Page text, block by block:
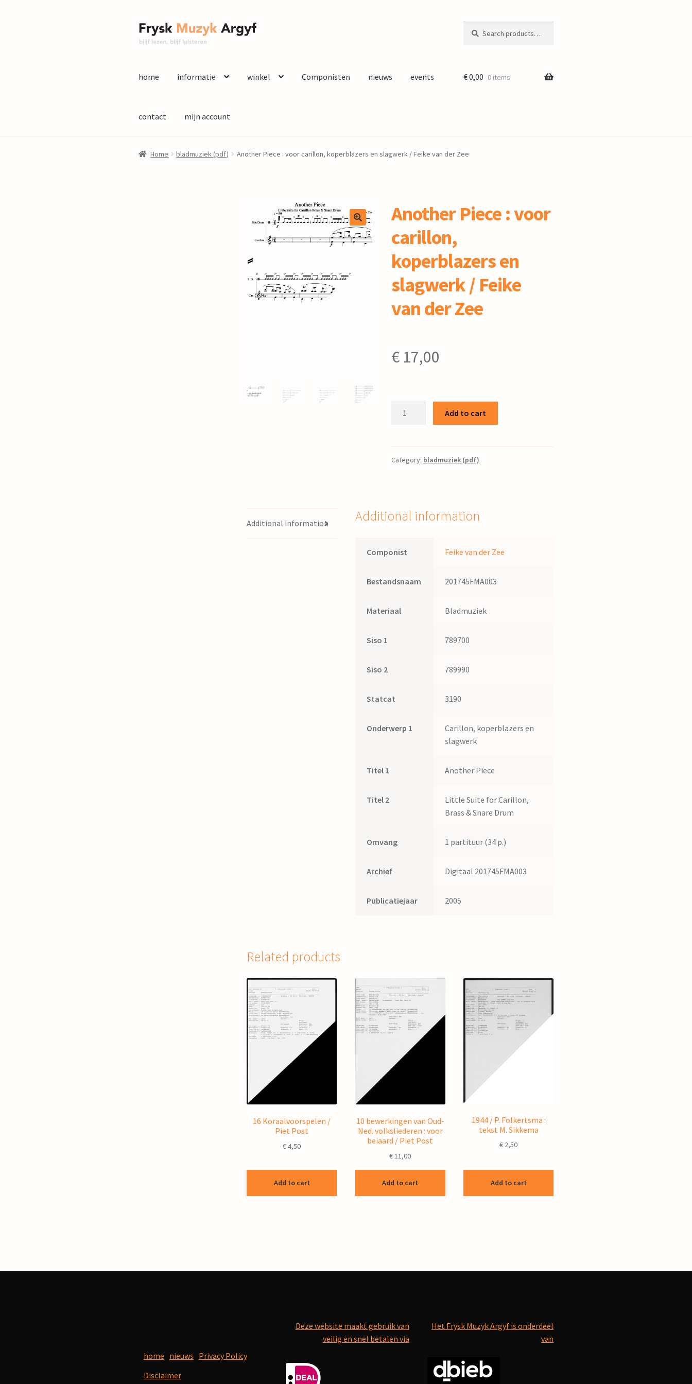
Ga
door
Ga
naar
for:
home informatie winkel Componisten nieuws events
contact mijn account
€0,00 0 items
Home bladmuziek (pdf) Another Piece : voor carillon, koperblazers en slagwerk / Feike van der Zee
Another Piece : voor
carillon,
koperblazers en
slagwerk / Feike
van der Zee
€17,00
carillon,
Feike
der
Add to cart
Category: bladmuziek (pdf)
Additional information Additional information
Componist Feike van der Zee
Bestandsnaam 201745FMA003
Materiaal Bladmuziek
Siso 1 789700
Siso 2 789990
Statcat 3190
Onderwerp 1
Carillon, koperblazers en
slagwerk
Titel 1 Another Piece
Titel 2
Little Suite for Carillon,
Brass & Snare Drum
Omvang 1 partituur (34 p.)
Archief Digitaal 201745FMA003
Publicatiejaar 2005
Related products
16 Koraalvoorspelen /
Piet Post
€4,50
Add to cart
10 bewerkingen van Oud-
Ned. volksliederen : voor
beiaard / Piet Post
€ 11,00
Add to cart
1944 / P. Folkertsma :
tekst M. Sikkema
€ 2,50
Add to cart
home nieuws Privacy Policy
Disclaimer
Deze website maakt gebruik van
veilig en snel betalen via
Het Frysk Muzyk Argyf is onderdeel
van